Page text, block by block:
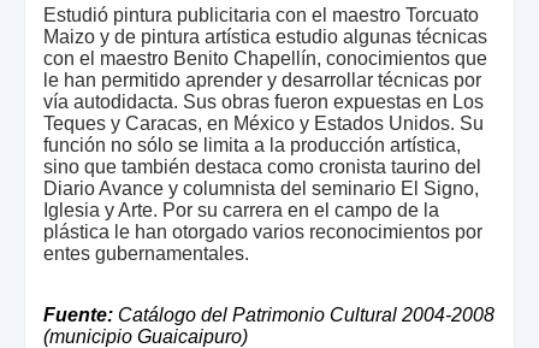
Estudió pintura publicitaria con el maestro Torcuato
Maizo y de pintura artística estudio algunas técnicas
con el maestro Benito Chapellín, conocimientos que
le han permitido aprender y desarrollar técnicas por
vía autodidacta. Sus obras fueron expuestas en Los
Teques y Caracas, en México y Estados Unidos. Su
función no sólo se limita a la producción artística,
sino que también destaca como cronista taurino del
Diario Avance y columnista del seminario El Signo,
Iglesia y Arte. Por su carrera en el campo de la
plástica le han otorgado varios reconocimientos por
entes gubernamentales.
Fuente: Catálogo del Patrimonio Cultural 2004-2008
(municipio Guaicaipuro)